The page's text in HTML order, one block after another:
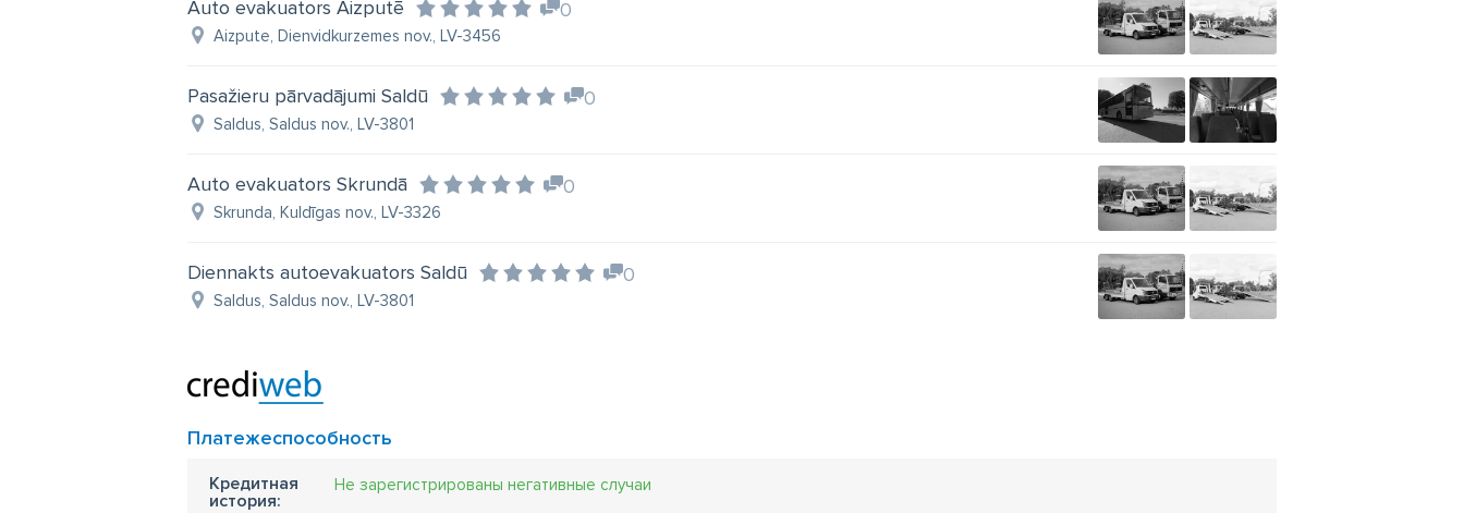
Auto evakuators Aizputē 0
Aizpute, Dienvidkurzemes nov., LV-3456
Pasažieru pārvadājumi Saldū 0
Saldus, Saldus nov., LV-3801
Auto evakuators Skrundā 0
Skrunda, Kuldīgas nov., LV-3326
Diennakts autoevakuators Saldū 0
Saldus, Saldus nov., LV-3801
Платежеспособность
Кредитная
история:
Не зарегистрированы негативные случаи